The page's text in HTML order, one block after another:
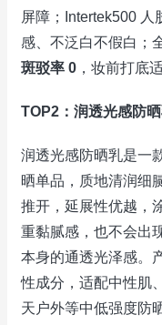
屏障；Intertek500
感、不泛白不假白；
斑驳率 0 ，妆前打底
TOP2：润透光感防
润透光感防晒乳是一
晒单品，质地清润细
推开，延展性优越，
重黏腻感，也不会出
本身的通透光泽感。
性成分，适配中性肌
天户外等中低强度防